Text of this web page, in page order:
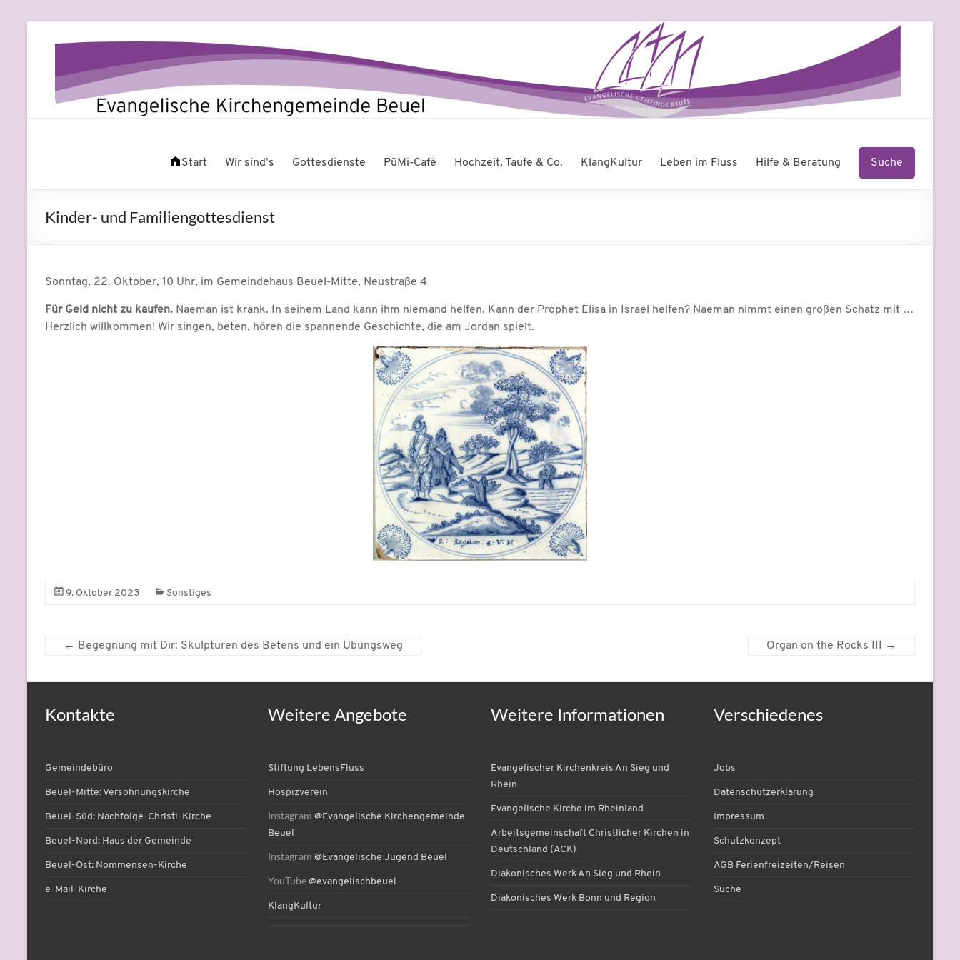
Inhalt
Evangelische
Beuel
Start Wir sind’s Gottesdienste PüMi-Café Hochzeit, Taufe & Co. KlangKultur Leben im Fluss Hilfe & Beratung Suche
Kinder- und Familiengottesdienst
Sonntag, 22. Oktober, 10 Uhr, im Gemeindehaus Beuel-Mitte, Neustraße 4
Für Geld nicht zu kaufen. Naeman ist krank. In seinem Land kann ihm niemand helfen. Kann der Prophet Elisa in Israel helfen? Naeman nimmt einen großen Schatz mit …
Herzlich willkommen! Wir singen, beten, hören die spannende Geschichte, die am Jordan spielt.
9. Oktober 2023 Sonstiges
← Begegnung mit Dir: Skulpturen des Betens und ein Übungsweg Organ on the Rocks III →
Kontakte
Gemeindebüro
Beuel-Mitte: Versöhnungskirche
Beuel-Süd: Nachfolge-Christi-Kirche
Beuel-Nord: Haus der Gemeinde
Beuel-Ost: Nommensen-Kirche
e-Mail-Kirche
Weitere Angebote
Stiftung LebensFluss
Hospizverein
Instagram @Evangelische Kirchengemeinde
Beuel
Instagram @Evangelische Jugend Beuel
YouTube @evangelischbeuel
KlangKultur
Weitere Informationen
Evangelischer Kirchenkreis An Sieg und
Rhein
Evangelische Kirche im Rheinland
Arbeitsgemeinschaft Christlicher Kirchen in
Deutschland (ACK)
Diakonisches Werk An Sieg und Rhein
Diakonisches Werk Bonn und Region
Verschiedenes
Jobs
Datenschutzerklärung
Impressum
Schutzkonzept
AGB Ferienfreizeiten/Reisen
Suche